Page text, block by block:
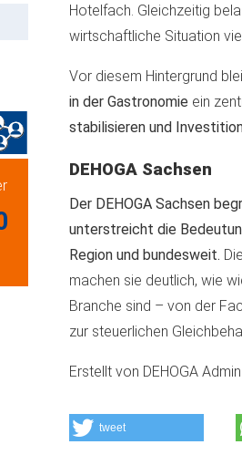
Hotelfach. Gleichzeitig
wirtschaftliche Situation
Vor diesem Hintergrund
in der Gastronomie ein
stabilisieren und
DEHOGA Sachsen
Der DEHOGA Sachsen
unterstreicht die
Region und bundesweit.
machen sie deutlich, wie
Branche sind – von der
zur steuerlichen
Erstellt von DEHOGA Admin
tweet